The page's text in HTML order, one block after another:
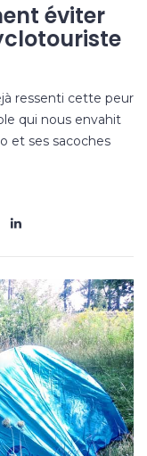
éviter
ressenti cette peur
qui nous envahit
et ses sacoches